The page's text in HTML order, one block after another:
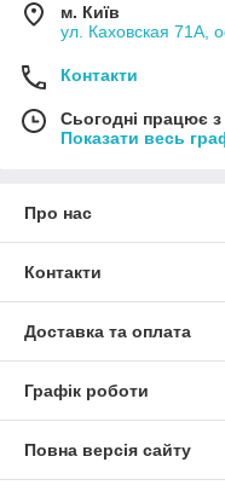
м. Київ
ул. Каховская 71А,
Контакти
Сьогодні працює
Показати весь
Про нас
Контакти
Доставка та оплата
Графік роботи
Повна версія сайту